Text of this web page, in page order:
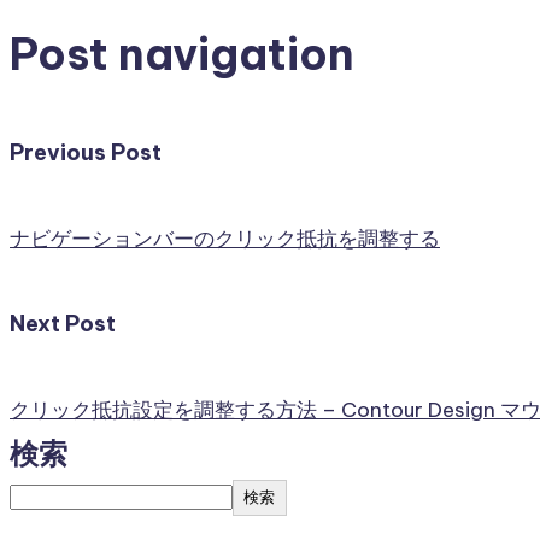
Post navigation
Previous Post
ナビゲーションバーのクリック抵抗を調整する
Next Post
クリック抵抗設定を調整する方法 – Contour Design マ
検索
検索